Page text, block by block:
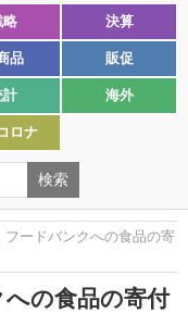
略 決算
品 販促
計 海外
ロナ
フードバンクへの食品の寄
の食品の寄付